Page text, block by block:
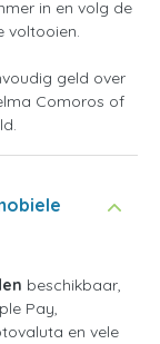
in en volg de
voltooien.
geld over
Comoros of
beschikbaar,
Pay,
en vele